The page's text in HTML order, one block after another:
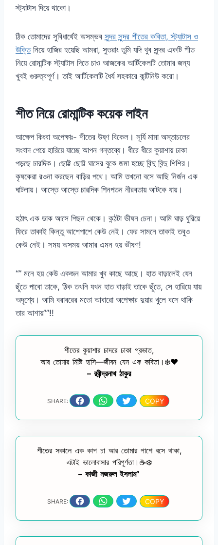
স্ট্যাটাস দিয়ে থাকো।
ঠিক তোমাদের সুবিধার্থেই অসম্ভব সুন্দর সুন্দর শীতের কবিতা, স্ট্যাটাস ও
উক্তিনিয়ে হাজির হয়েছি আমরা, সুতরাং তুমি যদি খুব সুন্দর একটি শীত
নিয়ে রোমান্টিক স্ট্যাটাস দিতে চাও আজকের আর্টিকেলটি তোমার জন্য
খুবই গুরুত্বপূর্ণ। তাই আর্টিকেলটি ধৈর্য সহকারে কন্টিনিউ করো।
শীত নিয়ে রোমান্টিক কয়েক লাইন
আক্ষেপ কিংবা অপেক্ষাঃ- শীতের উষ্ণ বিকেল। সূর্যি মামা অস্তাচলের
সংবাদ পেয়ে হারিয়ে যাচ্ছে আপন গন্তব্যে। ধীরে ধীরে কুয়াশায় ঢাকা
পড়ছে চারদিক। ছোট্ট ছোট্ট ঘাসের বুকে জমা হচ্ছে বিন্দু বিন্দু শিশির।
কৃষকেরা রওনা করছেন বাড়ির পথে। আমি তখনো বসে আছি নির্জন এক
ঘাটলায়। আস্তে আস্তে চারদিক পিনপতন নীরবতায় আটকে যায়।
হঠাৎ এক ডাক আসে পিছন থেকে। কন্ঠটা ভীষন চেনা। আমি ঘাড় ঘুরিয়ে
ফিরে তাকাই কিন্তু আশেপাশে কেউ নেই। ফের সামনে তাকাই তবুও
কেউ নেই। সময় অসময় আমার এমন হয় ভীষণ!
“” মনে হয় কেউ একজন আমার খুব কাছে আছে। হাত বাড়ালেই যেন
ছুঁতে পাবো তাকে, ঠিক তখনি যখন হাত বাড়াই তাকে ছুঁতে, সে হারিয়ে যায়
অদৃশ্যে। আমি বরাবরের মতো আবারো অপেক্ষার দুয়ার খুলে বসে থাকি
তার আশায়””!!
শীতের কুয়াশার চাদরে ঢাকা প্রভাত,
আর তোমার মিষ্টি হাসি—জীবন যেন এক কবিতা।❄️❤️
– রবীন্দ্রনাথ ঠাকুর
SHARE: COPY
শীতের সকালে এক কাপ চা আর তোমার পাশে বসে থাকা,
এটাই ভালোবাসার পরিপূর্ণতা।☕❄️
– কাজী নজরুল ইসলাম”
SHARE: COPY